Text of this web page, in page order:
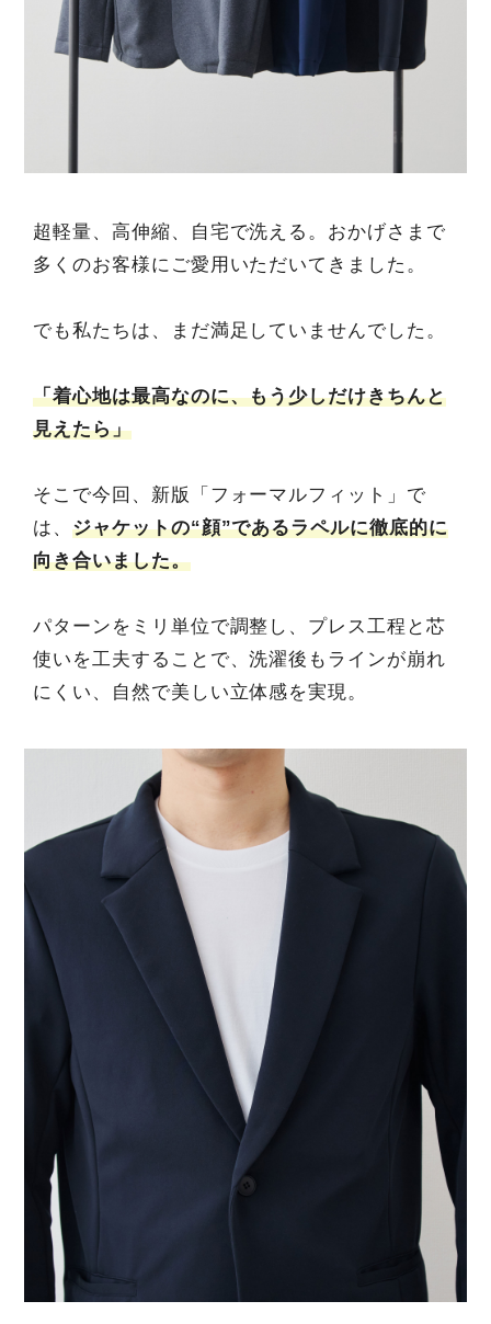
超軽量、高伸縮、自宅で洗える。おかげさまで
多くのお客様にご愛用いただいてきました。
でも私たちは、まだ満足していませんでした。
「着心地は最高なのに、もう少しだけきちんと
見えたら」
そこで今回、新版「フォーマルフィット」で
は、 ジャケットの“顔”であるラペルに徹底的に
向き合いました。
パターンをミリ単位で調整し、プレス工程と芯
使いを工夫することで、洗濯後もラインが崩れ
にくい、自然で美しい立体感を実現。